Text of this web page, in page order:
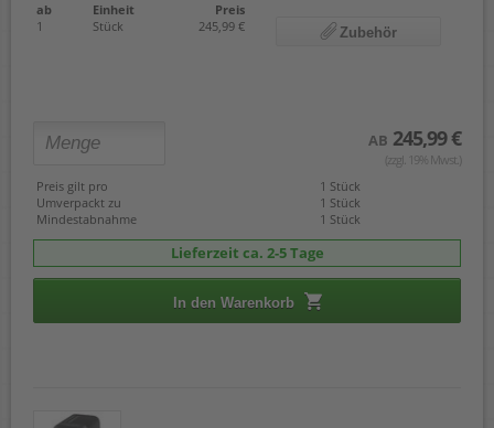
ab Einheit
Preis
1
Stück 245,99 € Zubehör
AB 245,99 €
(zzgl. 19% Mwst.)
Preis gilt pro
1 Stück
Umverpackt zu
1 Stück
Mindestabnahme
1 Stück
Lieferzeit ca. 2-5 Tage
In den Warenkorb